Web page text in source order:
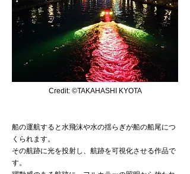
Credit: ©TAKAHASHI KYOTA
船の運航すると水飛沫や水の揺らぎが船の船尾につ
くられます。
その航跡に光を投射し、航跡を可視化させる作品で
す。